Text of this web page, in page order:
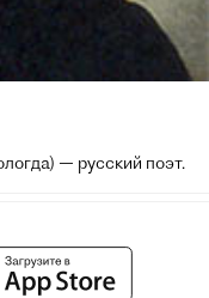
— русский поэт.